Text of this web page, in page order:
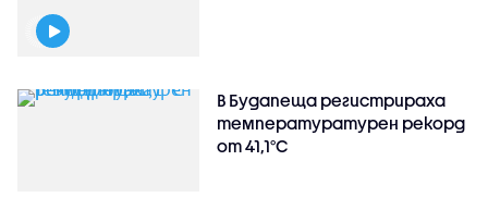
В Будапеща регистрираха
температуратурен рекорд
от 41,1°C